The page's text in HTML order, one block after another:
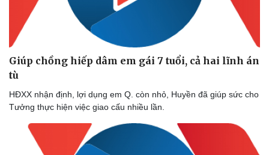
Giúp chồng hiếp dâm em gái 7 tuổi, cả hai lĩnh án
tù
HĐXX nhận định, lợi dụng em Q. còn nhỏ, Huyền đã giúp sức cho
Tưởng thực hiện việc giao cấu nhiều lần.